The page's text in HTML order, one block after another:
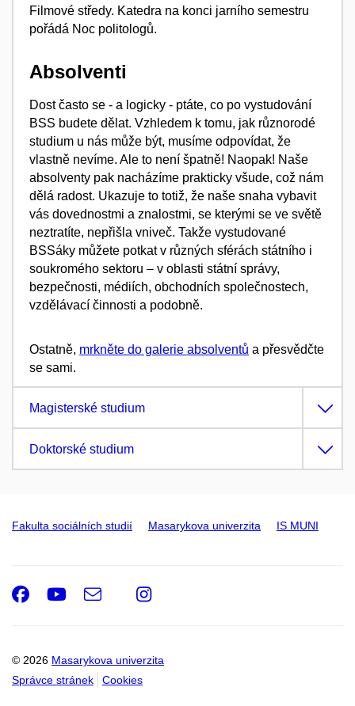
Filmové středy. Katedra na konci jarního semestru
pořádá Noc politologů.
Absolventi
Dost často se - a logicky - ptáte, co po vystudování
BSS budete dělat. Vzhledem k tomu, jak různorodé
studium u nás může být, musíme odpovídat, že
vlastně nevíme. Ale to není špatně! Naopak! Naše
absolventy pak nacházíme prakticky všude, což nám
dělá radost. Ukazuje to totiž, že naše snaha vybavit
vás dovednostmi a znalostmi, se kterými se ve světě
neztratíte, nepřišla vniveč. Takže vystudované
BSSáky můžete potkat v různých sférách státního i
soukromého sektoru – v oblasti státní správy,
bezpečnosti, médiích, obchodních společnostech,
vzdělávací činnosti a podobně.
Ostatně, mrkněte do galerie absolventů a přesvědčte
se sami.
Magisterské studium
Doktorské studium
Fakulta sociálních studií Masarykova univerzita IS MUNI
© 2026 Masarykova univerzita
Správce stránek
Cookies
Facebook
Youtube
e-
Instagram